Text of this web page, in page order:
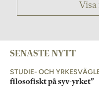
SENASTE NYTT
STUDIE- OCH
filosofiskt på syv-yrket”